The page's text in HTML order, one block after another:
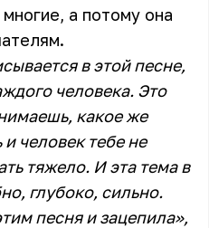
а потому она
в этой песне,
человека. Это
какое же
человек тебе не
тяжело. И эта тема в
глубоко, сильно.
песня и зацепила»,